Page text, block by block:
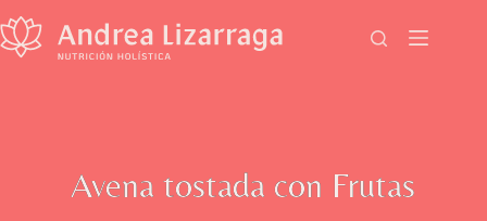
al
contenido
Avena tostada con Frutas